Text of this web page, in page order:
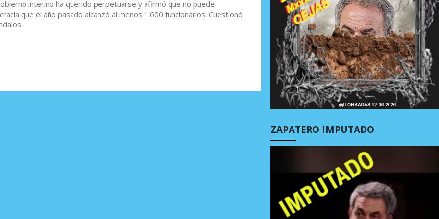
interino ha querido perpetuarse y afirmó que no puede
que el año pasado alcanzó al menos 1.600 funcionarios. Cuestionó
ZAPATERO IMPUTADO